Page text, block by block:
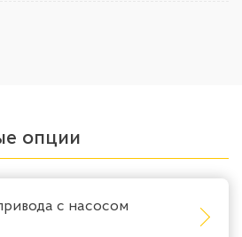
опции
с насосом